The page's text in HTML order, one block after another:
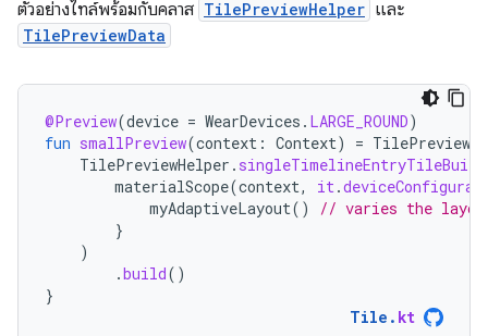
ตัวอย่างไทล์พร้อมกับคลาส TilePreviewHelper และ
TilePreviewData
@Preview(device = WearDevices . LARGE_ROUND)
fun smallPreview(context : Context) =
TilePreviewHelper .
materialScope(context, it.
myAdaptiveLayout()
// varies the
}
)
.build()
}
Tile . kt